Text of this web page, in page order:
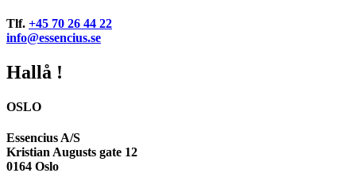
Tlf. +45 70 26 44 22
info@essencius.se
Hallå !
OSLO
Essencius A/S
Kristian Augusts gate 12
0164 Oslo